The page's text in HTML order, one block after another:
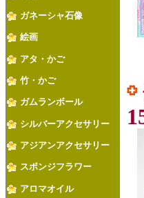
ガネーシャ石像
絵画
アタ・かご
竹・かご
ガムランボール
シルバーアクセサリー
アジアンアクセサリー
スポンジフラワー
アロマオイル